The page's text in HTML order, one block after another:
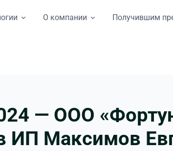
О компании Получившим
— ООО
ИП Максимов